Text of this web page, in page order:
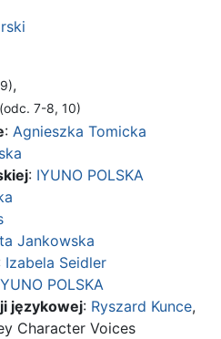
,
(odc. 7-8, 10)
: Agnieszka Tomicka
: IYUNO POLSKA
Jankowska
Izabela Seidler
POLSKA
językowej: Ryszard Kunce,
Character Voices